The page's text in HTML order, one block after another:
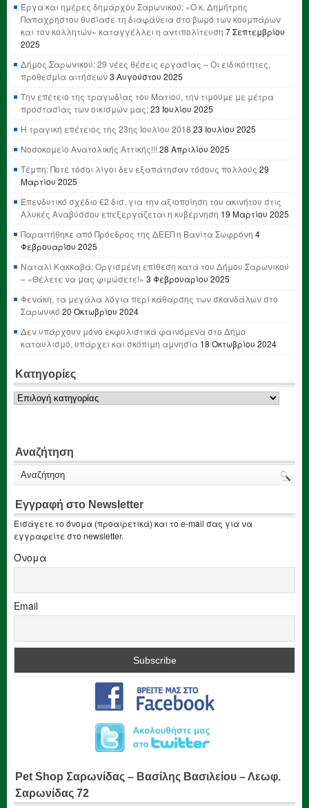
Έργα και ημέρες δημάρχου Σαρωνικού: «Ο κ. Δημήτρης
Παπαχρήστου θυσίασε τη διαφάνεια στο βωμό των κουμπάρων
και τον κολλητών» καταγγέλλει η αντιπολίτευση 7 Σεπτεμβρίου
2025
Δήμος Σαρωνικού: 29 νέες θέσεις εργασίας – Οι ειδικότητες,
προθεσμία αιτήσεων3 Αυγούστου 2025
Την επέτειο της τραγωδίας του Ματιού, την τιμούμε με μέτρα
προστασίας των οικισμών μας;23 Ιουλίου 2025
Η τραγική επέτειος της 23ης Ιουλίου 2018 23 Ιουλίου 2025
Νοσοκομείο Ανατολικής Αττικής!!! 28 Απριλίου 2025
Τέμπη: Ποτέ τόσοι λίγοι δεν εξαπάτησαν τόσους πολλούς 29
Μαρτίου 2025
Επενδυτικό σχέδιο €2 δισ. για την αξιοποίηση του ακινήτου στις
Αλυκές Αναβύσσου επεξεργάζεται η κυβέρνηση 19 Μαρτίου 2025
Παραιτήθηκε από Πρόεδρος της ΔΕΕΠ η Βανίτα Σωφρόνη 4
Φεβρουαρίου 2025
Ναταλί Κακκαβά: Οργισμένη επίθεση κατά του Δήμου Σαρωνικού
– «Θέλετε να μας φιμώσετε!» 3 Φεβρουαρίου 2025
Φενάκη, τα μεγάλα λόγια περί κάθαρσης των σκανδάλων στο
Σαρωνικό 20 Οκτωβρίου 2024
Δεν υπάρχουν μόνο εκφυλιστικά φαινόμενα στο Δήμο
καταυλισμό, υπάρχει και σκόπιμη αμνησία 18 Οκτωβρίου 2024
Κατηγορίες
Κατηγορίες
Αναζήτηση
Εγγραφή στο Newsletter
Εισάγετε το όνομα (προαιρετικά) και το e-mail σας για να
εγγραφείτε στο newsletter.
Όνομα
Email
Pet Shop Σαρωνίδας – Βασίλης Βασιλείου – Λεωφ.
Σαρωνίδας 72